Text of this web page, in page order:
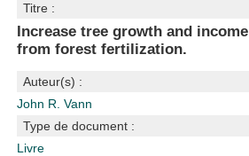
Titre :
Increase tree growth and income
from forest fertilization.
Auteur(s) :
John R. Vann
Type de document :
Livre